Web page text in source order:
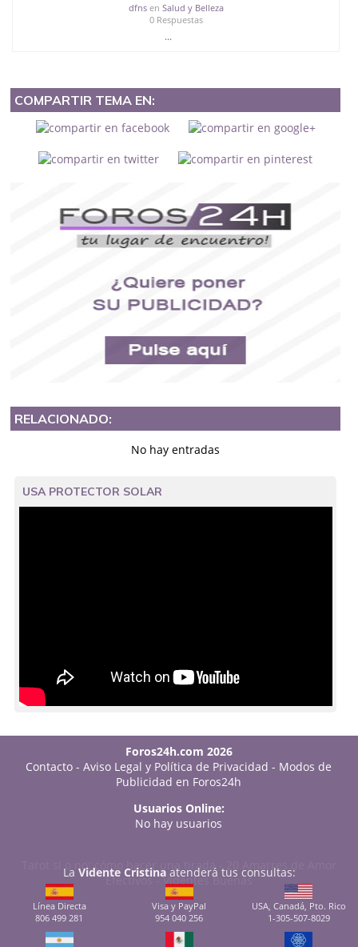
dfnsen Salud y Belleza
0 Respuestas
...
COMPARTIR TEMA EN:
RELACIONADO:
No hay entradas
USA PROTECTOR SOLAR
Foros24h.com 2026
Contacto -Aviso Legal y Política de Privacidad - Modos de
Publicidad en Foros24h
Usuarios Online:
No hay usuarios
Tarot sí o no: cómo hacer una tirada-
20 Amarres de Amor
Efectivos-Videntes Buenas
La Vidente Cristinaatenderá tus consultas:
Línea Directa
806 499 281
Visa y PayPal
954 040 256
USA, Canadá, Pto. Rico
1-305-507-8029